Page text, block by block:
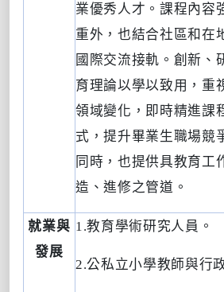
業優秀人才。課程內容
重外，也結合社區和在
國際交流接軌。創新、
育理論以學以致用，重
領域變化，即時精進課
式，提升畢業生職場競
同時，也提供具教育工
造、進修之管道。
就業與
發展
1.教育學術研究人員。
2.公私立小學教師與行